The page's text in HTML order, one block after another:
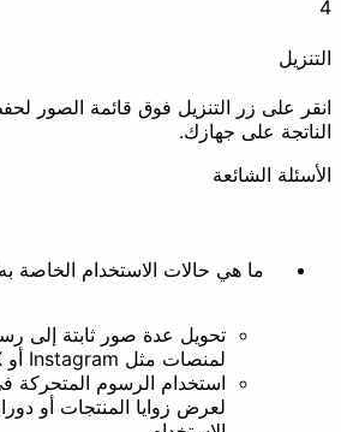
رسوم متحركة
تجميل
على زر التنزيل فوق قائمة الصور
على جهازك.
الشائعة
ما هي حالات الاستخدام الخاصة به؟
تحويل عدة صور ثابتة إلى
لمنصات مثل Instagram أو X (تويتر) أو Weibo
استخدام الرسوم المتحركة في
لعرض زوايا المنتجات أو